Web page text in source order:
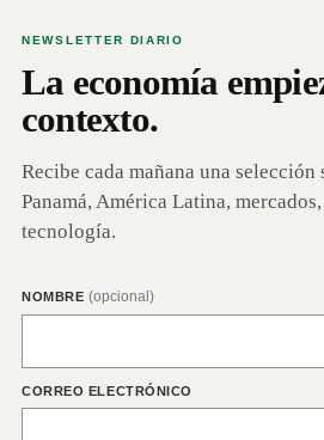
NEWSLETTER DIARIO
La economía
contexto.
Recibe cada mañana una selección
Panamá, América Latina,
tecnología.
NOMBRE (opcional)
CORREO ELECTRÓNICO